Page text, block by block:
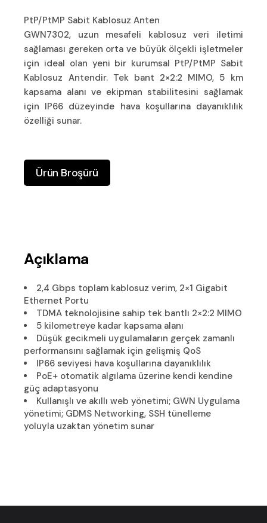
PtP/PtMP Sabit Kablosuz Anten
GWN7302, uzun mesafeli kablosuz veri iletimi
sağlaması gereken orta ve büyük ölçekli işletmeler
için ideal olan yeni bir kurumsal PtP/PtMP Sabit
Kablosuz Antendir. Tek bant 2×2:2 MIMO, 5 km
kapsama alanı ve ekipman stabilitesini sağlamak
için IP66 düzeyinde hava koşullarına dayanıklılık
özelliği sunar.
Ürün Broşürü
Açıklama
2,4 Gbps toplam kablosuz verim, 2×1 Gigabit
Ethernet Portu
TDMA teknolojisine sahip tek bantlı 2×2:2 MIMO
5 kilometreye kadar kapsama alanı
Düşük gecikmeli uygulamaların gerçek zamanlı
performansını sağlamak için gelişmiş QoS
IP66 seviyesi hava koşullarına dayanıklılık
PoE+ otomatik algılama üzerine kendi kendine
güç adaptasyonu
Kullanışlı ve akıllı web yönetimi; GWN Uygulama
yönetimi; GDMS Networking, SSH tünelleme
yoluyla uzaktan yönetim sunar